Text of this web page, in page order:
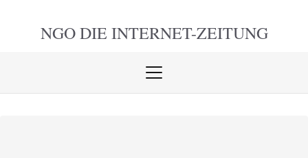
NGO DIE INTERNET-ZEITUNG
Menü